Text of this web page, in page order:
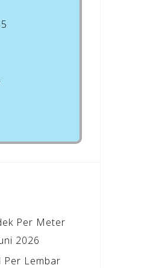
Per Meter
2026
Per Lembar